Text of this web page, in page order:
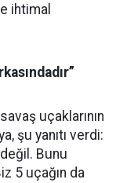
ihtimal
uçaklarının
şu yanıtı verdi:
Bunu
5 uçağın da